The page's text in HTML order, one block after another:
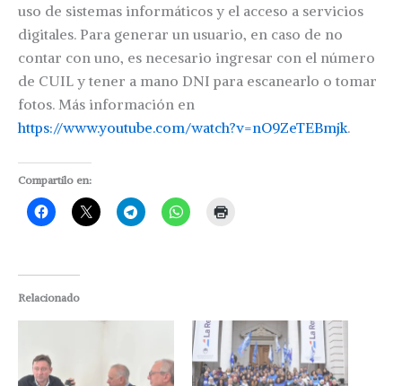
uso de sistemas informáticos y el acceso a servicios
digitales. Para generar un usuario, en caso de no
contar con uno, es necesario ingresar con el número
de CUIL y tener a mano DNI para escanearlo o tomar
fotos. Más información en
https://www.youtube.com/watch?v=nO9ZeTEBmjk.
Compartilo en:
Relacionado